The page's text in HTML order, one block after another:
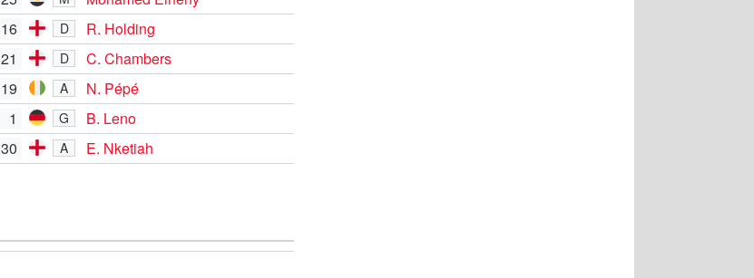
16
D
R. Holding
21
D
C. Chambers
19
A
N. Pépé
1
G
B. Leno
30
A E. Nketiah